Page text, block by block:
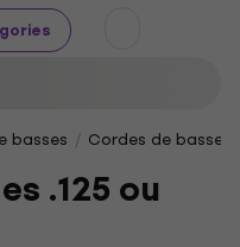
basses Cordes de basses
.125 ou